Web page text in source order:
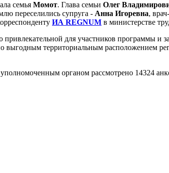
семья Момот. Глава семьи Олег
переселились супруга - Анна Игоревна,
ИА REGNUM в министерстве
для участников программы и
выгодным территориальным расположением
органом рассмотрено 14324